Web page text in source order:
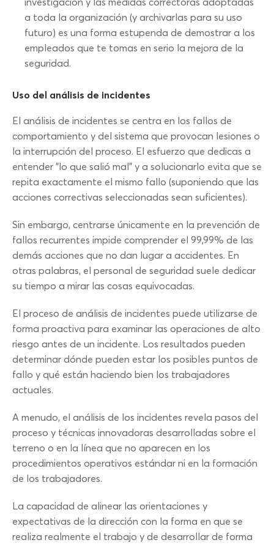
investigación y las medidas correctoras adoptadas
a toda la organización (y archivarlas para su uso
futuro) es una forma estupenda de demostrar a los
empleados que te tomas en serio la mejora de la
seguridad.
Uso del análisis de incidentes
El análisis de incidentes se centra en los fallos de
comportamiento y del sistema que provocan lesiones o
la interrupción del proceso. El esfuerzo que dedicas a
entender "lo que salió mal" y a solucionarlo evita que se
repita exactamente el mismo fallo (suponiendo que las
acciones correctivas seleccionadas sean suficientes).
Sin embargo, centrarse únicamente en la prevención de
fallos recurrentes impide comprender el 99,99% de las
demás acciones que no dan lugar a accidentes. En
otras palabras, el personal de seguridad suele dedicar
su tiempo a mirar las cosas equivocadas.
El proceso de análisis de incidentes puede utilizarse de
forma proactiva para examinar las operaciones de alto
riesgo antes de un incidente. Los resultados pueden
determinar dónde pueden estar los posibles puntos de
fallo y qué están haciendo bien los trabajadores
actuales.
A menudo, el análisis de los incidentes revela pasos del
proceso y técnicas innovadoras desarrolladas sobre el
terreno o en la línea que no aparecen en los
procedimientos operativos estándar ni en la formación
de los trabajadores.
La capacidad de alinear las orientaciones y
expectativas de la dirección con la forma en que se
realiza realmente el trabajo y de desarrollar de forma